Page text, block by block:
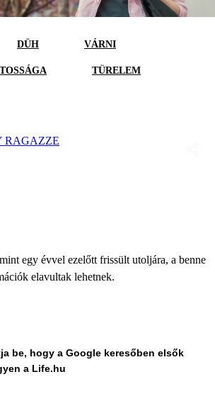
DÜH VÁRNI
TÜRELEM
RAGAZZE
egy évvel ezelőtt frissült utoljára, a benne
elavultak lehetnek.
be, hogy a Google keresőben elsők
a Life.hu